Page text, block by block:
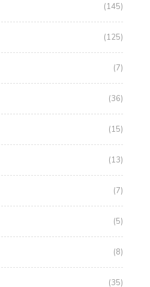
(145)
(125)
(7)
(36)
(15)
(13)
(7)
(5)
(8)
(35)